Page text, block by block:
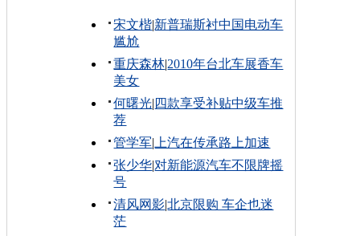
宋文楷|新普瑞斯衬中国电动车
尴尬
重庆森林|2010年台北车展香车
美女
何曙光| 四款享受补贴中级车推
荐
管学军| 上汽在传承路上加速
张少华|对新能源汽车不限牌摇
号
清风网影|北京限购 车企也迷
茫